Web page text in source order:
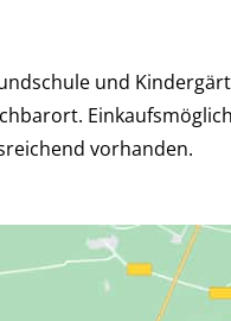
und
vorhanden.